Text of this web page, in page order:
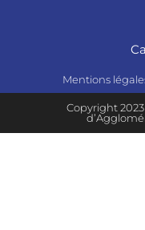
Mentions
Copyright